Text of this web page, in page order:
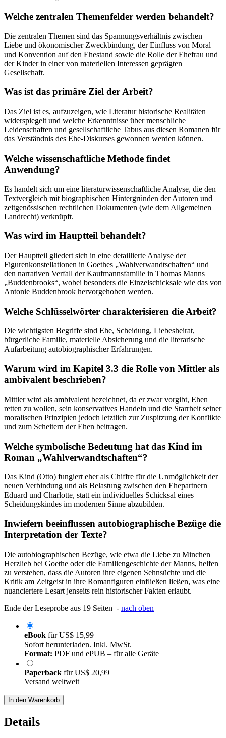
Welche zentralen Themenfelder werden behandelt?
Die zentralen Themen sind das Spannungsverhältnis zwischen
Liebe und ökonomischer Zweckbindung, der Einfluss von Moral
und Konvention auf den Ehestand sowie die Rolle der Ehefrau und
der Kinder in einer von materiellen Interessen geprägten
Gesellschaft.
Was ist das primäre Ziel der Arbeit?
Das Ziel ist es, aufzuzeigen, wie Literatur historische Realitäten
widerspiegelt und welche Erkenntnisse über menschliche
Leidenschaften und gesellschaftliche Tabus aus diesen Romanen für
das Verständnis des Ehe-Diskurses gewonnen werden können.
Welche wissenschaftliche Methode findet
Anwendung?
Es handelt sich um eine literaturwissenschaftliche Analyse, die den
Textvergleich mit biographischen Hintergründen der Autoren und
zeitgenössischen rechtlichen Dokumenten (wie dem Allgemeinen
Landrecht) verknüpft.
Was wird im Hauptteil behandelt?
Der Hauptteil gliedert sich in eine detaillierte Analyse der
Figurenkonstellationen in Goethes „Wahlverwandtschaften“ und
den narrativen Verfall der Kaufmannsfamilie in Thomas Manns
„Buddenbrooks“, wobei besonders die Einzelschicksale wie das von
Antonie Buddenbrook hervorgehoben werden.
Welche Schlüsselwörter charakterisieren die Arbeit?
Die wichtigsten Begriffe sind Ehe, Scheidung, Liebesheirat,
bürgerliche Familie, materielle Absicherung und die literarische
Aufarbeitung autobiographischer Erfahrungen.
Warum wird im Kapitel 3.3 die Rolle von Mittler als
ambivalent beschrieben?
Mittler wird als ambivalent bezeichnet, da er zwar vorgibt, Ehen
retten zu wollen, sein konservatives Handeln und die Starrheit seiner
moralischen Prinzipien jedoch letztlich zur Zuspitzung der Konflikte
und zum Scheitern der Ehen beitragen.
Welche symbolische Bedeutung hat das Kind im
Roman „Wahlverwandtschaften“?
Das Kind (Otto) fungiert eher als Chiffre für die Unmöglichkeit der
neuen Verbindung und als Belastung zwischen den Ehepartnern
Eduard und Charlotte, statt ein individuelles Schicksal eines
Scheidungskindes im modernen Sinne abzubilden.
Inwiefern beeinflussen autobiographische Bezüge die
Interpretation der Texte?
Die autobiographischen Bezüge, wie etwa die Liebe zu Minchen
Herzlieb bei Goethe oder die Familiengeschichte der Manns, helfen
zu verstehen, dass die Autoren ihre eigenen Sehnsüchte und die
Kritik am Zeitgeist in ihre Romanfiguren einfließen ließen, was eine
nuanciertere Lesart jenseits rein historischer Fakten erlaubt.
Ende der Leseprobe aus 19 Seiten - nach oben
eBook fürUS$ 15,99
Sofort herunterladen. Inkl. MwSt.
Format: PDF und ePUB – für alle Geräte
Paperback fürUS$ 20,99
Versand weltweit
In den Warenkorb
Details